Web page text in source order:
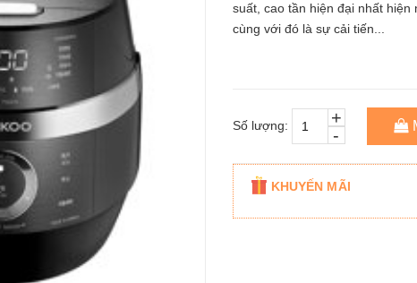
suất, cao tần hiện đại nhất hiện
cùng với đó là sự cải tiến...
Số lượng: -
+
KHUYẾN MÃI